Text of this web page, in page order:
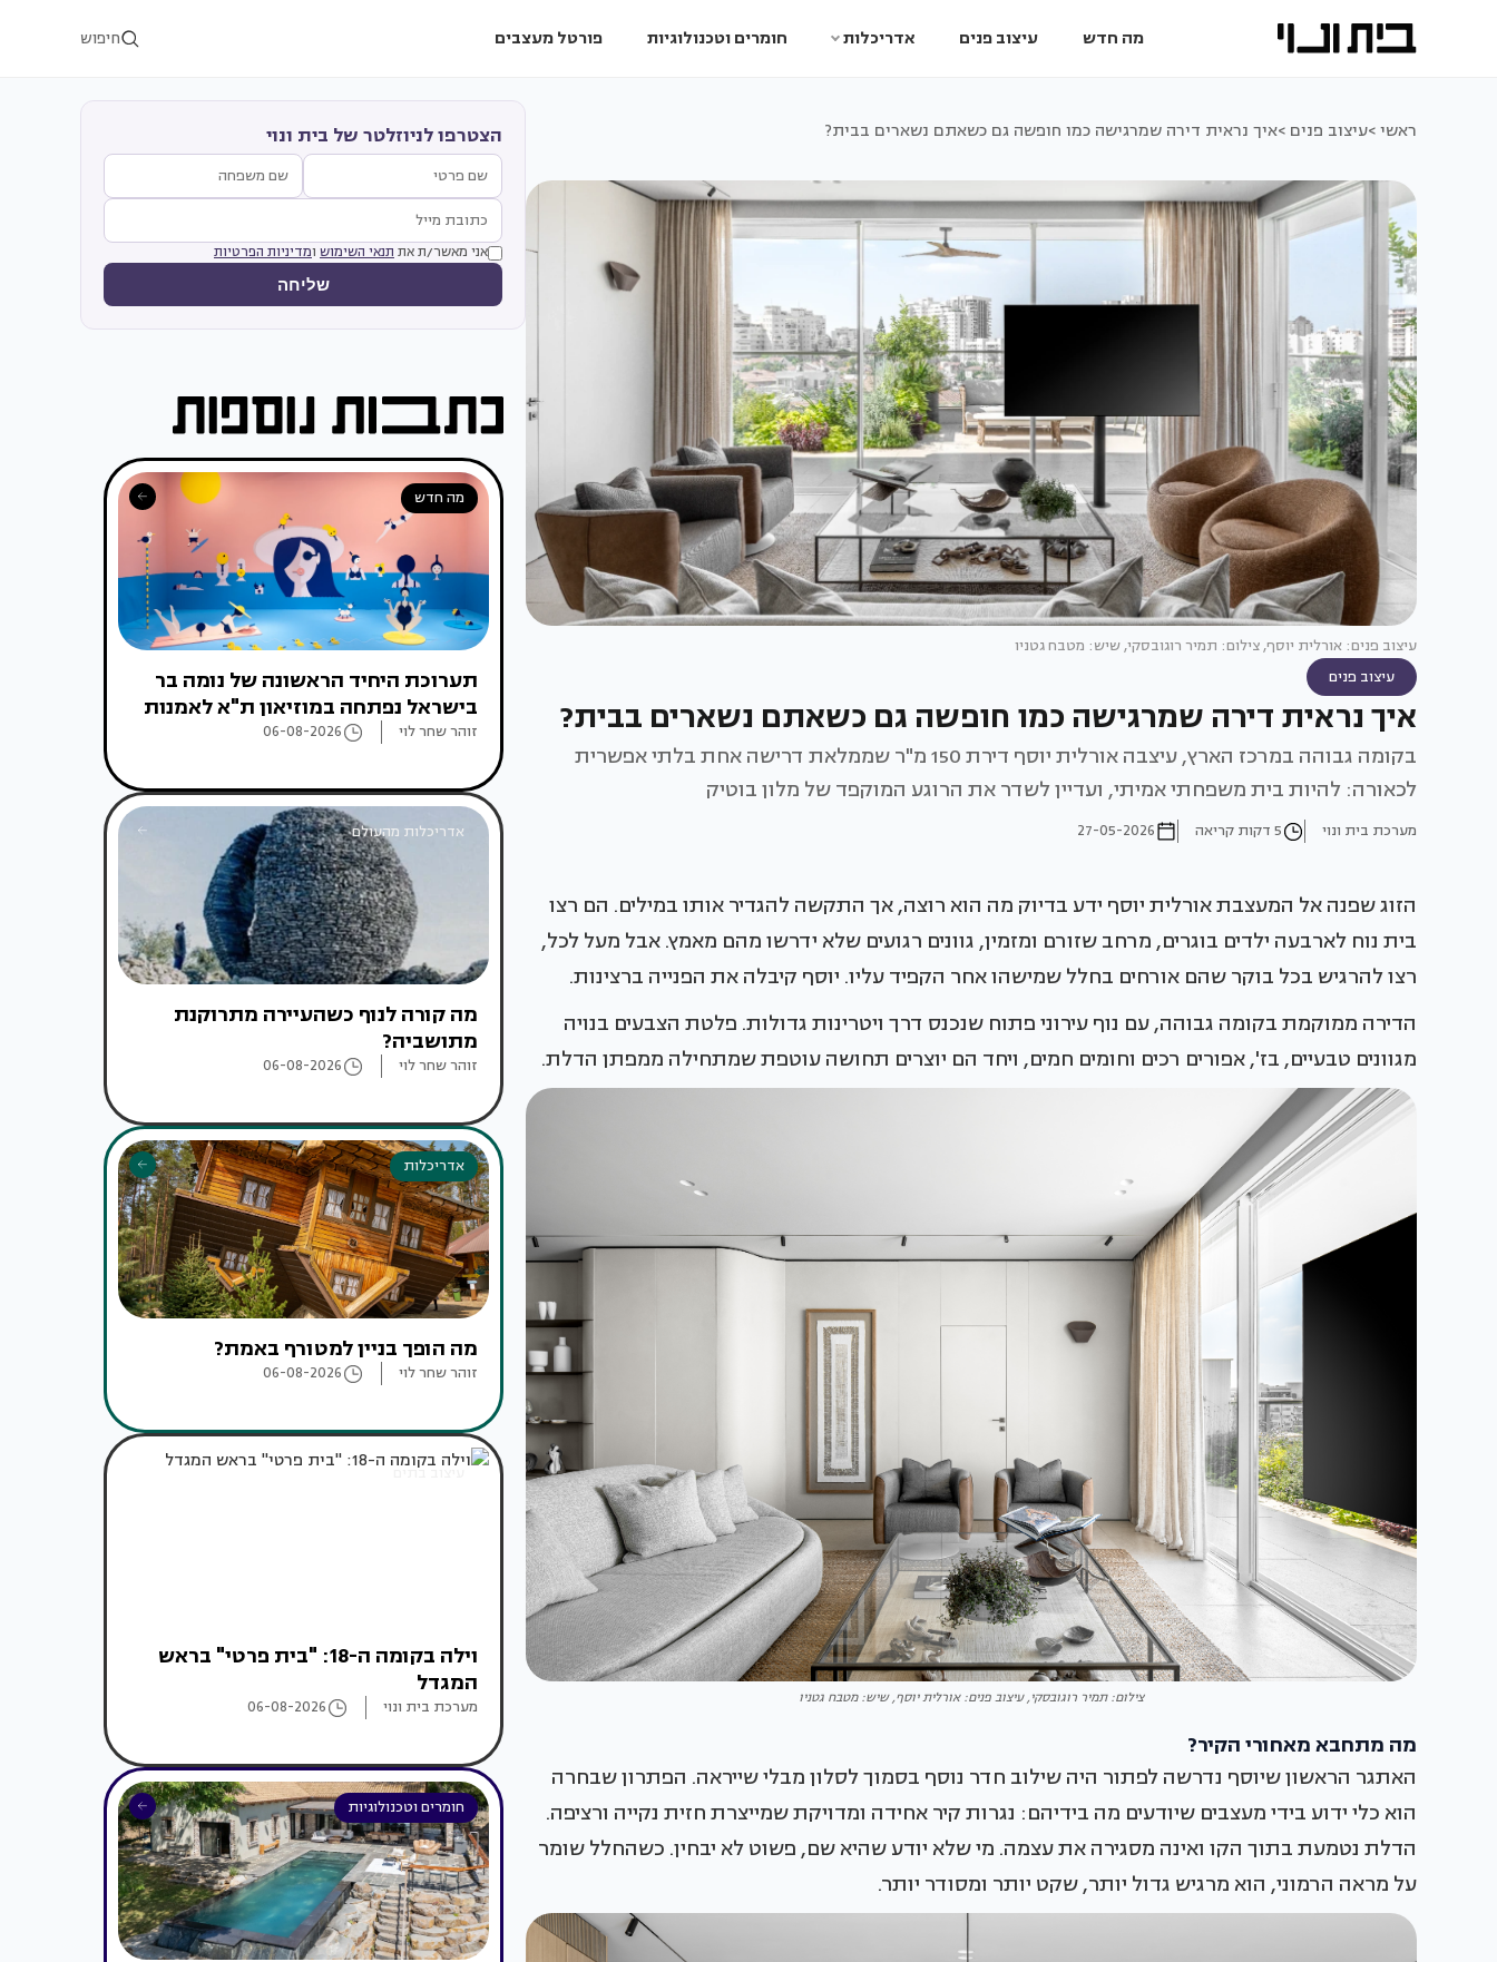
מה חדש עיצוב פנים אדריכלות חומרים וטכנולוגיות פורטל מעצבים חיפוש
ראשי >עיצוב פנים >איך נראית דירה שמרגישה כמו חופשה גם כשאתם נשארים בבית?
עיצוב פנים: אורלית יוסף, צילום: תמיר רוגובסקי, שיש: מטבח גטניו
עיצוב פנים
איך נראית דירה שמרגישה כמו חופשה גם כשאתם נשארים בבית?
בקומה גבוהה במרכז הארץ, עיצבה אורלית יוסף דירת 150 מ"ר שממלאת דרישה אחת בלתי אפשרית
לכאורה: להיות בית משפחתי אמיתי, ועדיין לשדר את הרוגע המוקפד של מלון בוטיק
מערכת בית ונוי 5 דקות קריאה 27-05-2026
הזוג שפנה אל המעצבת אורלית יוסף ידע בדיוק מה הוא רוצה, אך התקשה להגדיר אותו במילים. הם רצו
בית נוח לארבעה ילדים בוגרים, מרחב שזורם ומזמין, גוונים רגועים שלא ידרשו מהם מאמץ. אבל מעל לכל,
רצו להרגיש בכל בוקר שהם אורחים בחלל שמישהו אחר הקפיד עליו. יוסף קיבלה את הפנייה ברצינות.
הדירה ממוקמת בקומה גבוהה, עם נוף עירוני פתוח שנכנס דרך ויטרינות גדולות. פלטת הצבעים בנויה
מגוונים טבעיים, בז', אפורים רכים וחומים חמים, ויחד הם יוצרים תחושה עוטפת שמתחילה ממפתן הדלת.
צילום: תמיר רוגובסקי, עיצוב פנים: אורלית יוסף, שיש: מטבח גטניו
מה מתחבא מאחורי הקיר?
האתגר הראשון שיוסף נדרשה לפתור היה שילוב חדר נוסף בסמוך לסלון מבלי שייראה. הפתרון שבחרה
הוא כלי ידוע בידי מעצבים שיודעים מה בידיהם: נגרות קיר אחידה ומדויקת שמייצרת חזית נקייה ורציפה.
הדלת נטמעת בתוך הקו ואינה מסגירה את עצמה. מי שלא יודע שהיא שם, פשוט לא יבחין. כשהחלל שומר
על מראה הרמוני, הוא מרגיש גדול יותר, שקט יותר ומסודר יותר.
הצטרפו לניוזלטר של בית ונוי
אני מאשר/ת את תנאי השימוש ומדיניות הפרטיות
שליחה
מה חדש
תערוכת היחיד הראשונה של נומה בר
בישראל נפתחה במוזיאון ת"א לאמנות
זוהר שחר לוי 06-08-2026
אדריכלות מהעולם
מה קורה לנוף כשהעיירה מתרוקנת
מתושביה?
זוהר שחר לוי 06-08-2026
אדריכלות
מה הופך בניין למטורף באמת?
זוהר שחר לוי 06-08-2026
עיצוב בתים
וילה בקומה ה-18: "בית פרטי" בראש
המגדל
מערכת בית ונוי 06-08-2026
חומרים וטכנולוגיות